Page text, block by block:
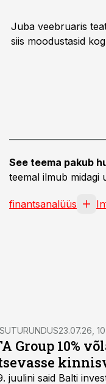
Juba veebruaris
siis moodustasid
See teema pakub
teemal ilmub midagi
finantsanalüüs
23.07.26,
Group 10%
juulini said Balti